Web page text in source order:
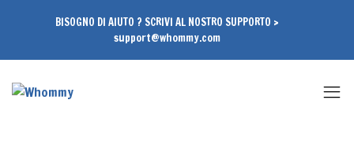
BISOGNO DI AIUTO ? SCRIVI AL NOSTRO SUPPORTO >
support@whommy.com